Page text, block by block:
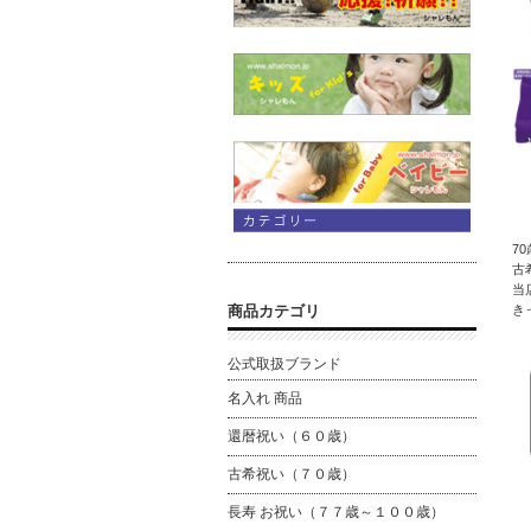
70
古
当
き
商品カテゴリ
公式取扱ブランド
名入れ 商品
還暦祝い（６０歳）
古希祝い（７０歳）
長寿 お祝い（７７歳～１００歳）